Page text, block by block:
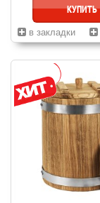
КУПИТЬ
в закладки